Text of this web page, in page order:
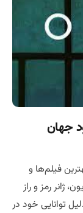
جهان
فیلم‌ها و
ژانر رمز و راز
توانایی خود در